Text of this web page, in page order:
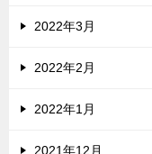
2022年3月
2022年2月
2022年1月
2021年12月